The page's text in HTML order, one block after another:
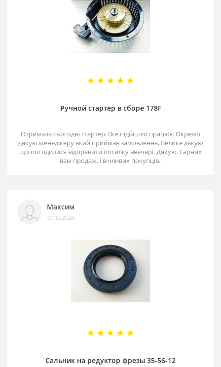
Ручной стартер в сборе 178F
Отримала сьогодні стартер. Все підійшло працює. Окремо
дякую менеджеру який приймав замовлення, Велике дякую
що погодилися відправити посилку ввечері. Дякую. Гарних
вам продаж, і вічливих покупців..
Максим
09.12.2024
Сальник на редуктор фрезы 35-56-12